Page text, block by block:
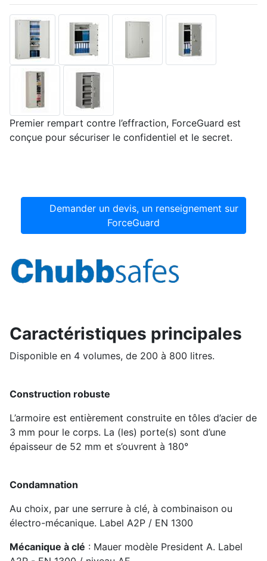
Premier rempart contre l’effraction, ForceGuard est
conçue pour sécuriser le confidentiel et le secret.
Demander un devis, un renseignement sur
ForceGuard
Caractéristiques principales
Disponible en 4 volumes, de 200 à 800 litres.
Construction robuste
L’armoire est entièrement construite en tôles d’acier de
3 mm pour le corps. La (les) porte(s) sont d’une
épaisseur de 52 mm et s’ouvrent à 180°
Condamnation
Au choix, par une serrure à clé, à combinaison ou
électro-mécanique. Label A2P / EN 1300
Mécanique à clé : Mauer modèle President A. Label